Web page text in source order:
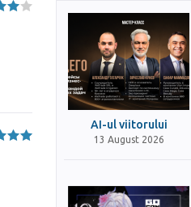
AI-ul viitorului
13 August 2026